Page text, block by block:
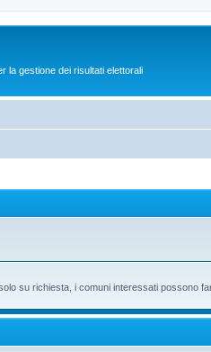
la gestione dei risultati elettorali
su richiesta, i comuni interessati possono